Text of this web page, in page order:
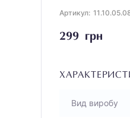
Артикул:
299 грн
Вид виробу